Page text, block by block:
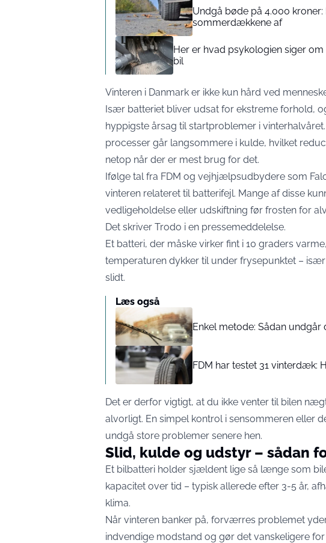
Undgå bøde på 4.000
sommerdækkene af
Her er hvad psykologien siger
bil
Vinteren i Danmark er ikke kun hård ved
Især batteriet bliver udsat for ekstreme forhold,
hyppigste årsag til startproblemer i
processer går langsommere i kulde, hvilket
netop når der er mest brug for det.
Ifølge tal fra FDM og vejhjælpsudbydere som
vinteren relateret til batterifejl. Mange af disse
vedligeholdelse eller udskiftning før frosten for
Det skriver Trodo i en pressemeddelelse.
Et batteri, der måske virker fint i 10 graders
temperaturen dykker til under frysepunktet –
slidt.
Læs også
Enkel metode: Sådan
FDM har testet 31 vinterdæk:
Det er derfor vigtigt, at du ikke venter til bilen
alvorligt. En simpel kontrol i sensommeren eller
undgå store problemer senere hen.
Slid, kulde og udstyr – sådan
Et bilbatteri holder sjældent lige så længe som
kapacitet over tid – typisk allerede efter 3-5 år,
klima.
Når vinteren banker på, forværres problemet
indvendige modstand og gør det vanskeligere